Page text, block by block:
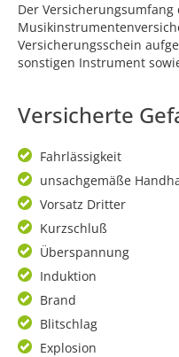
Der Versicherungsumfang
Versicherungsschein
sonstigen Instrument
Versicherte
Fahrlässigkeit
unsachgemäße
Vorsatz Dritter
Kurzschluß
Überspannung
Induktion
Brand
Blitschlag
Explosion